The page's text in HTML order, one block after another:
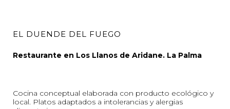
EL DUENDE DEL FUEGO
Restaurante en Los Llanos de Aridane. La Palma
Cocina conceptual elaborada con producto ecológico y
local. Platos adaptados a intolerancias y alergias